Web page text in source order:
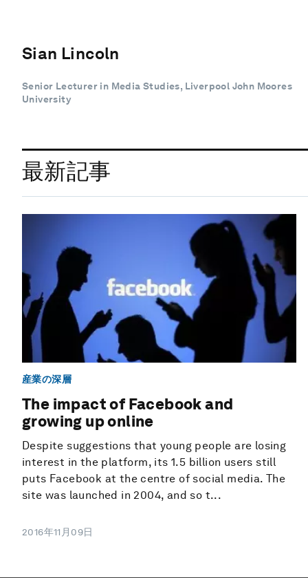
Sian Lincoln
Senior Lecturer in Media Studies, Liverpool John Moores
University
最新記事
産業の深層
The impact of Facebook and
growing up online
Despite suggestions that young people are losing
interest in the platform, its 1.5 billion users still
puts Facebook at the centre of social media. The
site was launched in 2004, and so t...
2016年11月09日